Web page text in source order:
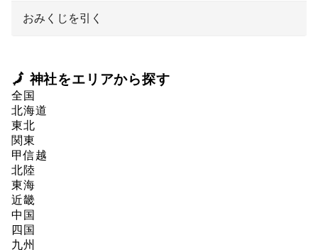
おみくじを引く
🗾 神社をエリアから探す
全国
北海道
東北
関東
甲信越
北陸
東海
近畿
中国
四国
九州